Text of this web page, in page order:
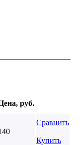
руб.
Сравнить
Купить